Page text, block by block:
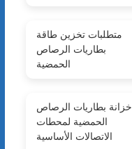
متطلبات تخزين طاقة
بطاريات الرصاص
الحمضية
خزانة بطاريات الرصاص
الحمضية لمحطات
الاتصالات الأساسية